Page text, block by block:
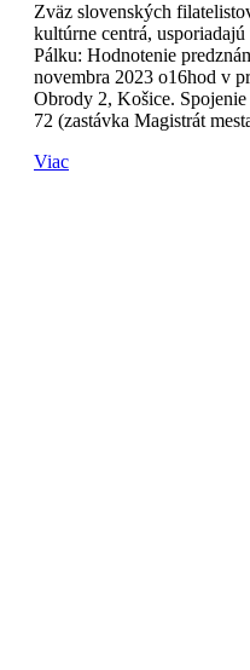
Zväz slovenských
kultúrne centrá,
Pálku: Hodnotenie
novembra 2023 o16hod v
Obrody 2, Košice.
72 (zastávka Magistrát
Viac